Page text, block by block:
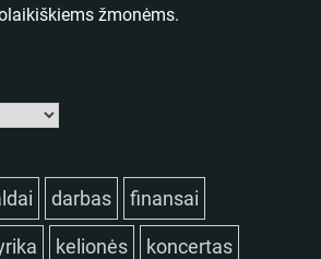
žmonėms.
darbas finansai
kelionės koncertas